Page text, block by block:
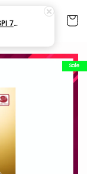
Sale
AB7| Hidup Dalam Sunnah (SPI 75)